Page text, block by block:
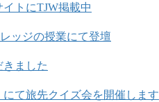
トにTJW掲載中
ッジの授業にて登壇
ました
て旅先クイズ会を開催します